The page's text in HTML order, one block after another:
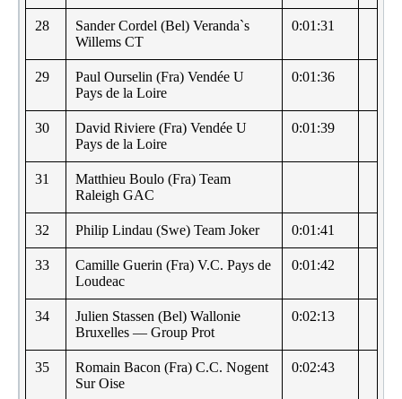
28
Sander Cordel (Bel) Veranda`s
Willems CT
0:01:31
29
Paul Ourselin (Fra) Vendée U
Pays de la Loire
0:01:36
30
David Riviere (Fra) Vendée U
Pays de la Loire
0:01:39
31
Matthieu Boulo (Fra) Team
Raleigh GAC
32 Philip Lindau (Swe) Team Joker 0:01:41
33
Camille Guerin (Fra) V.C. Pays de
Loudeac
0:01:42
34
Julien Stassen (Bel) Wallonie
Bruxelles — Group Prot
0:02:13
35
Romain Bacon (Fra) C.C. Nogent
Sur Oise
0:02:43